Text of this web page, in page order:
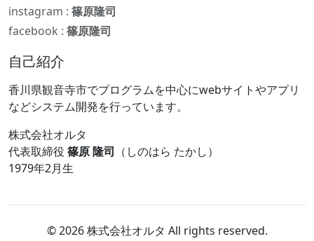
instagram : 篠原隆司
facebook : 篠原隆司
自己紹介
香川県観音寺市でプログラムを中心にwebサイトやアプリ
などシステム開発を行っています。
株式会社オルタ
代表取締役 篠原 隆司 （しのはら たかし）
1979年2月生
© 2026 株式会社オルタ All rights reserved.